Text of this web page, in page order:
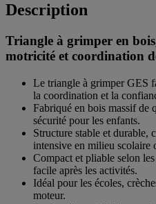
Description
Triangle à grimper en
motricité et coordination
Le triangle à grimper GES
la coordination et la
Fabriqué en bois massif de
sécurité pour les enfants.
Structure stable et durable,
intensive en milieu scolaire
Compact et pliable selon
facile après les activités.
Idéal pour les écoles,
moteur.